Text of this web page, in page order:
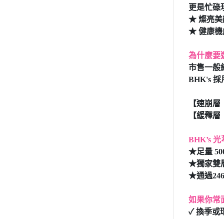
更是忙碌
★ 燦亮美
★ 健康機
為什麼要
市售一般
BHK's 採
【速崩
【緩釋
BHK’s
★足量
★獨家雙
★通過
如果你常
✓ 換季或